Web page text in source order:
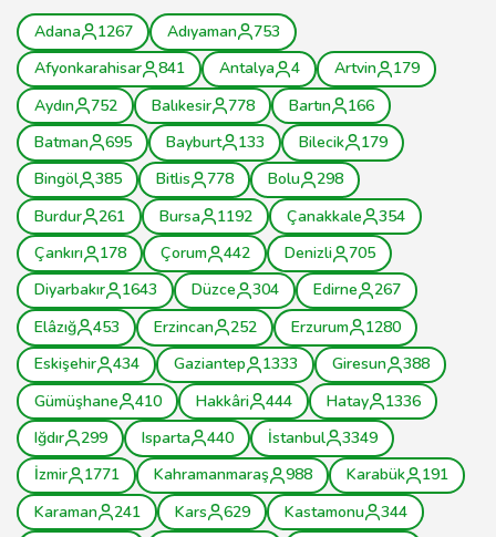
Adana 1267 Adıyaman
753
Afyonkarahisar
841 Antalya 4 Artvin
179
Aydın
752 Balıkesir 778 Bartın
166
Batman
695 Bayburt 133 Bilecik
179
Bingöl
385 Bitlis 778 Bolu
298
Burdur
261 Bursa 1192 Çanakkale
354
Çankırı
178 Çorum 442 Denizli
705
Diyarbakır
1643 Düzce 304 Edirne
267
Elâzığ
453 Erzincan 252 Erzurum
1280
Eskişehir
434 Gaziantep 1333 Giresun
388
Gümüşhane
410 Hakkâri 444 Hatay
1336
Iğdır
299 Isparta 440 İstanbul
3349
İzmir
1771 Kahramanmaraş 988 Karabük
191
Karaman
241 Kars 629 Kastamonu
344